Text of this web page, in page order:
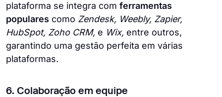
plataforma se integra com ferramentas
populares como Zendesk, Weebly, Zapier,
HubSpot, Zoho CRM, e Wix, entre outros,
garantindo uma gestão perfeita em várias
plataformas.
6. Colaboração em equipe